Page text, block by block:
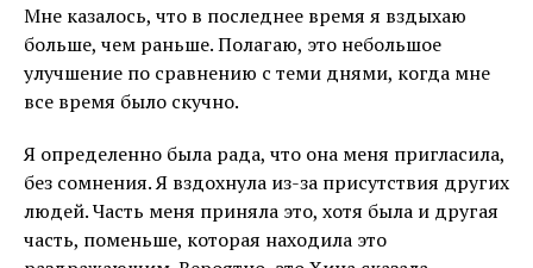
Мне казалось, что в последнее время я вздыхаю
больше, чем раньше. Полагаю, это небольшое
улучшение по сравнению с теми днями, когда мне
все время было скучно.
Я определенно была рада, что она меня пригласила,
без сомнения. Я вздохнула из-за присутствия других
людей. Часть меня приняла это, хотя была и другая
часть, поменьше, которая находила это